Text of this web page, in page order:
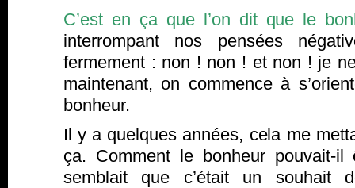
C’est en ça que l’on dit que le
interrompant nos pensées
fermement : non ! non ! et non ! je
maintenant, on commence à
bonheur.
Il y a quelques années, cela me
ça. Comment le bonheur pouvait-
semblait que c’était un souhait